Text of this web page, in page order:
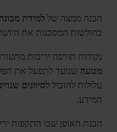
הבנה ממצה שללמידת
בחולשות המסכנות את
נקודות תורפה יריבות
מטעה שנועד לתפעל את
עלולות להוביללסיווגים
המידע.
הבנת האופן שבו התקפות